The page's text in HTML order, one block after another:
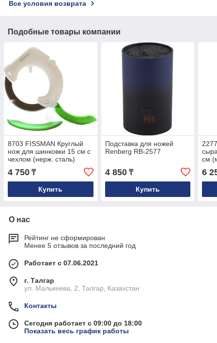
Все условия возврата
Подобные товары компании
8703 FISSMAN Круглый
нож для шинковки 15 см с
чехлом (нерж. сталь)
4 750 ₸
Купить
Подставка для ножей
Renberg RB-2577
4 850₸
Купить
см
6
О нас
Рейтинг не сформирован
Менее 5 отзывов за последний год
Работает с 07.06.2021
г. Талгар
ул. Малькеева, 2, Талгар, Казахстан
Контакты
Сегодня работает с 09:00 до 18:00
Показать весь график работы